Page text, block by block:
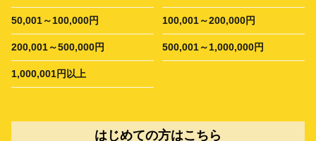
50,001～100,000円 100,001～200,000円
200,001～500,000円 500,001～1,000,000円
1,000,001円以上
はじめての方はこちら